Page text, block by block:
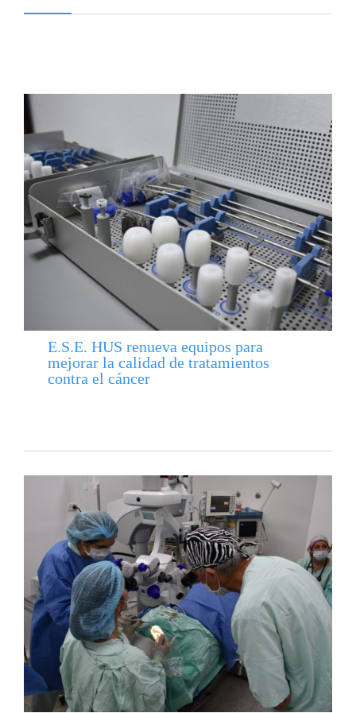
E.S.E. HUS renueva equipos para
mejorar la calidad de tratamientos
contra el cáncer